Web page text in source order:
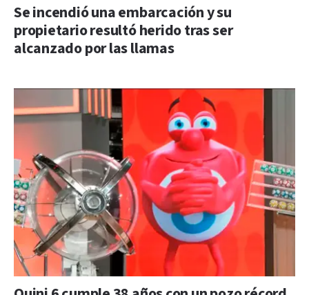
Se incendió una embarcación y su
propietario resultó herido tras ser
alcanzado por las llamas